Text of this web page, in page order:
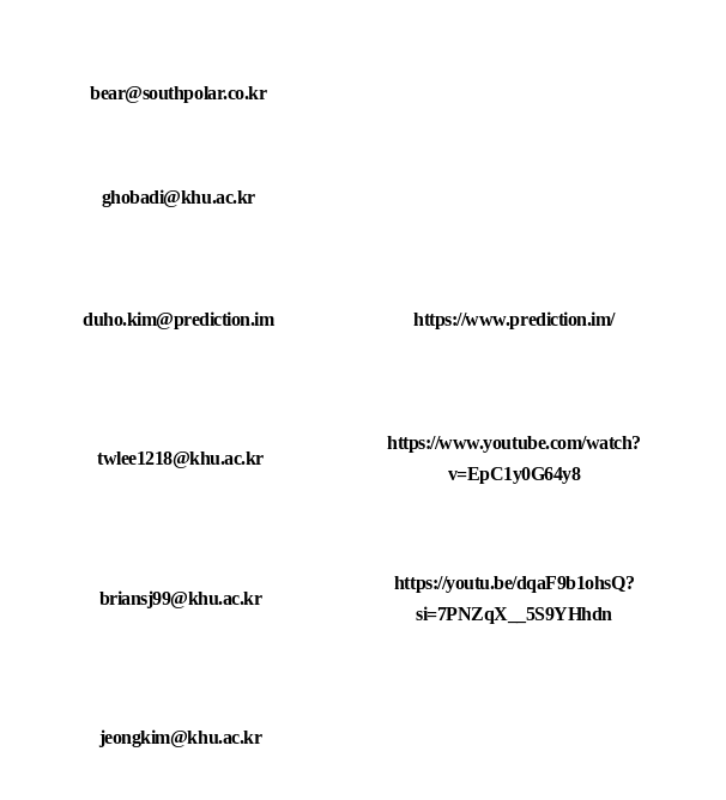
bear@southpolar.co.kr
ghobadi@khu.ac.kr
duho.kim@prediction.im https://www.prediction.im/
twlee1218@khu.ac.kr
https://www.youtube.com/watch?
v=EpC1y0G64y8
briansj99@khu.ac.kr
https://youtu.be/dqaF9b1ohsQ?
si=7PNZqX__5S9YHhdn
jeongkim@khu.ac.kr